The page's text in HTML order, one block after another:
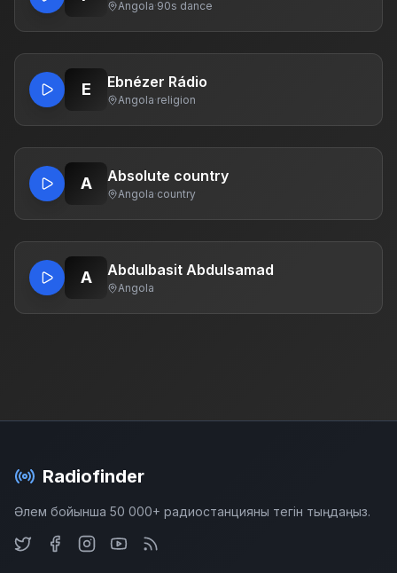
Angola·90s dance
E Ebnézer Rádio
Angola·religion
A Absolute country
Angola·country
A Abdulbasit Abdulsamad
Angola
Radiofinder
Әлем бойынша 50 000+ радиостанцияны тегін тыңдаңыз.